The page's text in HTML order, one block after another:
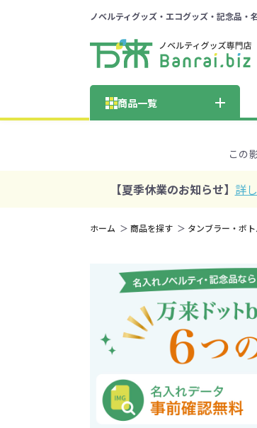
ノベルティグッズ・エコグッズ・記念品・
ノベルティ 専
商品一覧
エコバッグ・トートバッ
グ全般
ポリエステルバッグ
マルシェバッグ
巾着・リュック全般
ポーチ全般
デニムポーチ
ケース全般
マグカップ全般
湯のみ
タンブラー・ボトル・グラス
タンブラー・ボトル・グ
ラス全般
ペン・筆記用具全般
文具・ステーショナリー
全般
スマホ・タブレットグッ
ズ全般
パソコングッズ全般
～50円
301～500円
5001～10000円
展示会・セミナー全般
再生素材・エコ素材全
般
コルク
社会貢献機能付き全般
来店・成約プレゼント
子供向け全般
防犯・安心グッズ
女性向け全般
シニア向け全般
訪日外国人・インバウンド向
け
訪日外国人・インバウ
ンド向け全般
100円以下の人気エコバッグ
春のノベルティ特集
官公庁・自治体向け全
般
学校・教育グッズ
学校・PTA・オープンキ
ャンパス向け全般
メーカー向け全般
店舗向け全般
この
【夏季休業のお知らせ】 詳
ホーム 商品を探す タンブラー・ボ